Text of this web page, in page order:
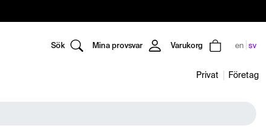
Sök Mina provsvar Varukorg en sv
Privat Företag